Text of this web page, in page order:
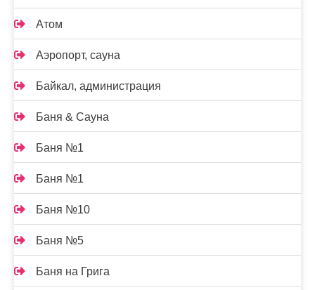
Атом
Аэропорт, сауна
Байкал, администрация
Баня & Сауна
Баня №1
Баня №1
Баня №10
Баня №5
Баня на Грига